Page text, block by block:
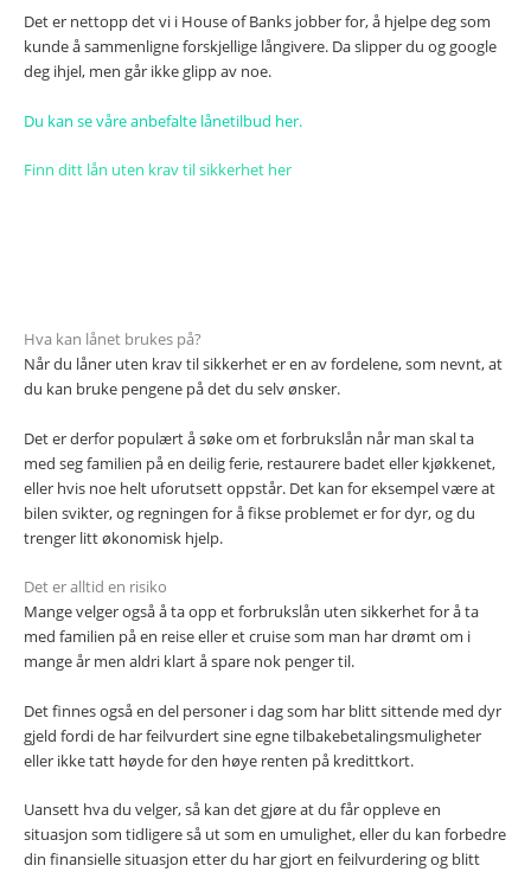
Det er nettopp det vi i House of Banks jobber for, å hjelpe deg som
kunde å sammenligne forskjellige långivere. Da slipper du og google
deg ihjel, men går ikke glipp av noe.
Du kan se våre anbefalte lånetilbud her.
Finn ditt lån uten krav til sikkerhet her
Hva kan lånet brukes på?
Når du låner uten krav til sikkerhet er en av fordelene, som nevnt, at
du kan bruke pengene på det du selv ønsker.
Det er derfor populært å søke om et forbrukslån når man skal ta
med seg familien på en deilig ferie, restaurere badet eller kjøkkenet,
eller hvis noe helt uforutsett oppstår. Det kan for eksempel være at
bilen svikter, og regningen for å fikse problemet er for dyr, og du
trenger litt økonomisk hjelp.
Det er alltid en risiko
Mange velger også å ta opp et forbrukslån uten sikkerhet for å ta
med familien på en reise eller et cruise som man har drømt om i
mange år men aldri klart å spare nok penger til.
Det finnes også en del personer i dag som har blitt sittende med dyr
gjeld fordi de har feilvurdert sine egne tilbakebetalingsmuligheter
eller ikke tatt høyde for den høye renten på kredittkort.
Uansett hva du velger, så kan det gjøre at du får oppleve en
situasjon som tidligere så ut som en umulighet, eller du kan forbedre
din finansielle situasjon etter du har gjort en feilvurdering og blitt